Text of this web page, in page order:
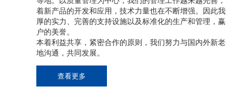
着新产品的开发和应用，技术力量也在不断增强。因此
厚的实力、完善的支持设施以及标准化的生产和管理，
户的美誉。
本着利益共享，紧密合作的原则，我们努力与国内外新
地沟通，共同发展。
查看更多